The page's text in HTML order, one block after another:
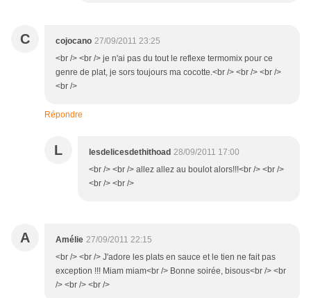
C cojocano 27/09/2011 23:25
<br /> <br /> je n'ai pas du tout le reflexe termomix pour ce
genre de plat, je sors toujours ma cocotte.<br /> <br /> <br />
<br />
Répondre
L lesdelicesdethithoad 28/09/2011 17:00
<br /> <br /> allez allez au boulot alors!!!<br /> <br />
<br /> <br />
A Amélie 27/09/2011 22:15
<br /> <br /> J'adore les plats en sauce et le tien ne fait pas
exception !!! Miam miam<br /> Bonne soirée, bisous<br /> <br
/> <br /> <br />